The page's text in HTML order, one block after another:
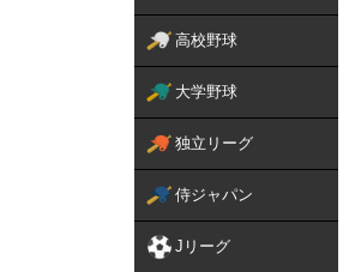
高校野球
大学野球
独立リーグ
侍ジャパン
Jリーグ